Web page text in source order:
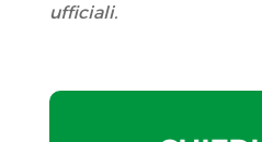
ufficiali.